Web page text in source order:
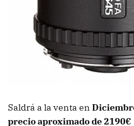
Saldrá a la venta en
precio aproximado de 2190€